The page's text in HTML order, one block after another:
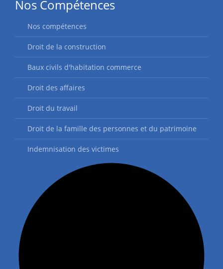
Nos Compétences
Nos compétences
Droit de la construction
Baux civils d'habitation commerce
Droit des affaires
Droit du travail
Droit de la famille des personnes et du patrimoine
Indemnisation des victimes